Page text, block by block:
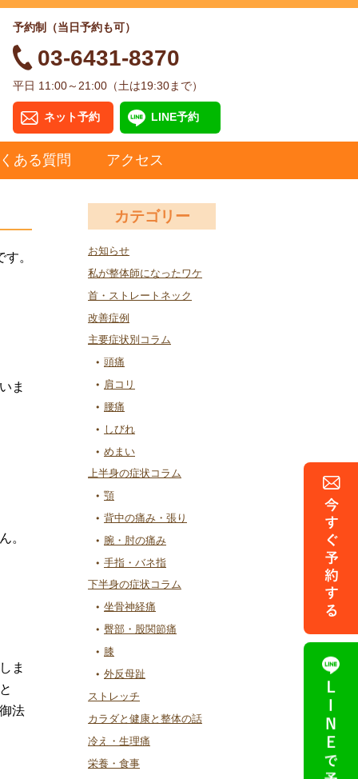
予約制（当日予約も可）
03-6431-8370
平日 11:00～21:00（土は19:30まで）
ネット予約 LINE予約
ある質問 アクセス
カテゴリー
お知らせ
私が整体師になったワケ
首・ストレートネック
改善症例
主要症状別コラム
頭痛
肩コリ
腰痛
しびれ
めまい
上半身の症状コラム
顎
背中の痛み・張り
腕・肘の痛み
手指・バネ指
下半身の症状コラム
坐骨神経痛
臀部・股関節痛
膝
外反母趾
ストレッチ
カラダと健康と整体の話
冷え・生理痛
栄養・食事
。
ま
。
ま
法